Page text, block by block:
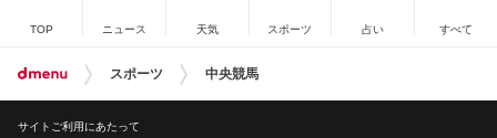
TOP ニュース 天気 スポーツ 占い すべて
スポーツ 中央競馬
サイトご利用にあたって